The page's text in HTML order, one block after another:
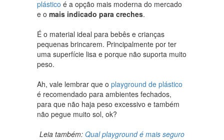
plástico é a opção mais moderna do mercado
e o mais indicado para creches.
É o material ideal para bebês e crianças
pequenas brincarem. Principalmente por ter
uma superfície lisa e porque não suporta muito
peso.
Ah, vale lembrar que o playground de plástico
é recomendado para ambientes fechados,
para que não haja peso excessivo e também
não pegue muito sol, ok?
Leia também: Qual playground é mais seguro